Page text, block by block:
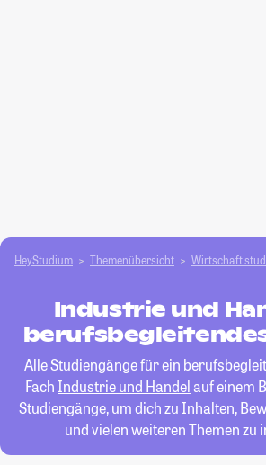
HeyStudium Themenübersicht Wirtschaft
Industrie und
Alle Studiengänge für ein
Fach Industrie und Handelauf einem
Studiengänge, um dich zu Inhalten,
und vielen weiteren Themen zu